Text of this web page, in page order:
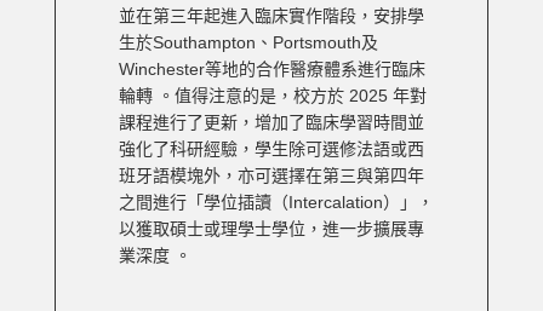
並在第三年起進入臨床實作階段，安排學
生於Southampton、Portsmouth及
Winchester等地的合作醫療體系進行臨床
輪轉 。值得注意的是，校方於 2025 年對
課程進行了更新，增加了臨床學習時間並
強化了科研經驗，學生除可選修法語或西
班牙語模塊外，亦可選擇在第三與第四年
之間進行「學位插讀（Intercalation）」，
以獲取碩士或理學士學位，進一步擴展專
業深度 。